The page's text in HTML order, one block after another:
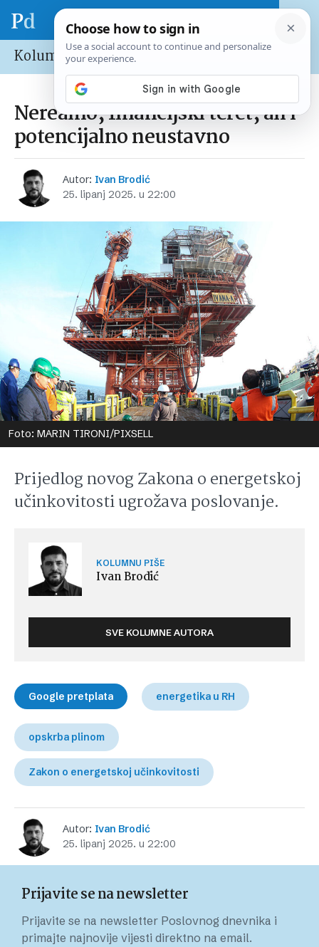
Kolumne
Nerealno, financijski teret, ali i
potencijalno neustavno
Autor: Ivan Brodić
25. lipanj 2025. u 22:00
Foto: MARIN TIRONI/PIXSELL
Prijedlog novog Zakona o energetskoj
učinkovitosti ugrožava poslovanje.
KOLUMNU PIŠE
Ivan Brodić
SVE KOLUMNE AUTORA
Google pretplata energetika u RH
opskrba plinom
Zakon o energetskoj učinkovitosti
Autor: Ivan Brodić
25. lipanj 2025. u 22:00
Prijavite se na newsletter
Prijavite se na newsletter Poslovnog dnevnika i
primajte najnovije vijesti direktno na email.